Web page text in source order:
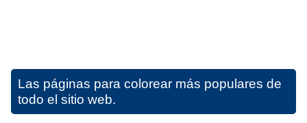
Las páginas para colorear más populares de
todo el sitio web.